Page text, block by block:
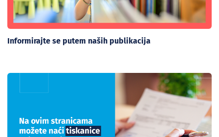
Informirajte se putem naših publikacija